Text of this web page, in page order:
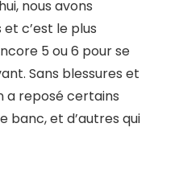
nous avons
c’est le plus
5 ou 6 pour se
Sans blessures et
a reposé certains
banc, et d’autres qui